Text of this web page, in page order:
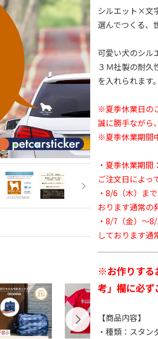
シルエット×文
選んでつくる、
可愛い犬のシル
３Ｍ社製の耐久
を入れられます。
※夏季休業日の
誠に勝手ながら
※夏季休業期間
・夏季休業期間
ご注文日によっ
・8/6（木）ま
おります通常の
・8/7（金）～
しております通
※お作りする
考」欄に必ず
【商品内容】
・種類：スタン